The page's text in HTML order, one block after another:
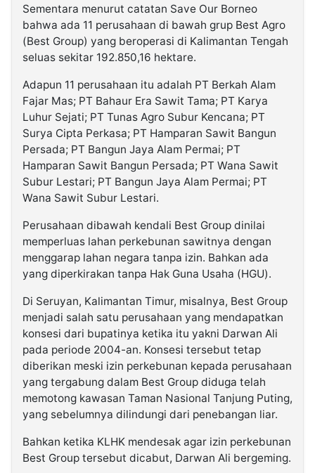
Sementara menurut catatan Save Our Borneo
bahwa ada 11 perusahaan di bawah grup Best Agro
(Best Group) yang beroperasi di Kalimantan Tengah
seluas sekitar 192.850,16 hektare.
Adapun 11 perusahaan itu adalah PT Berkah Alam
Fajar Mas; PT Bahaur Era Sawit Tama; PT Karya
Luhur Sejati; PT Tunas Agro Subur Kencana; PT
Surya Cipta Perkasa; PT Hamparan Sawit Bangun
Persada; PT Bangun Jaya Alam Permai; PT
Hamparan Sawit Bangun Persada; PT Wana Sawit
Subur Lestari; PT Bangun Jaya Alam Permai; PT
Wana Sawit Subur Lestari.
Perusahaan dibawah kendali Best Group dinilai
memperluas lahan perkebunan sawitnya dengan
menggarap lahan negara tanpa izin. Bahkan ada
yang diperkirakan tanpa Hak Guna Usaha (HGU).
Di Seruyan, Kalimantan Timur, misalnya, Best Group
menjadi salah satu perusahaan yang mendapatkan
konsesi dari bupatinya ketika itu yakni Darwan Ali
pada periode 2004-an. Konsesi tersebut tetap
diberikan meski izin perkebunan kepada perusahaan
yang tergabung dalam Best Group diduga telah
memotong kawasan Taman Nasional Tanjung Puting,
yang sebelumnya dilindungi dari penebangan liar.
Bahkan ketika KLHK mendesak agar izin perkebunan
Best Group tersebut dicabut, Darwan Ali bergeming.